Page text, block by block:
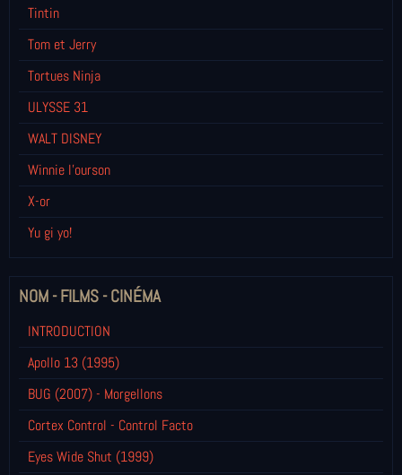
Tintin
Tom et Jerry
Tortues Ninja
ULYSSE 31
WALT DISNEY
Winnie l’ourson
X-or
Yu gi yo!
NOM - FILMS - CINÉMA
INTRODUCTION
Apollo 13 (1995)
BUG (2007) - Morgellons
Cortex Control - Control Facto
Eyes Wide Shut (1999)